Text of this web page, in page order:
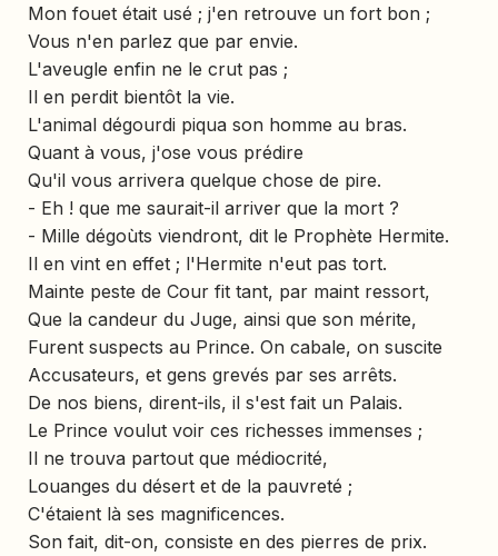
Mon fouet était usé ; j'en retrouve un fort bon ;
Vous n'en parlez que par envie.
L'aveugle enfin ne le crut pas ;
Il en perdit bientôt la vie.
L'animal dégourdi piqua son homme au bras.
Quant à vous, j'ose vous prédire
Qu'il vous arrivera quelque chose de pire.
- Eh ! que me saurait-il arriver que la mort ?
- Mille dégoùts viendront, dit le Prophète Hermite.
Il en vint en effet ; l'Hermite n'eut pas tort.
Mainte peste de Cour fit tant, par maint ressort,
Que la candeur du Juge, ainsi que son mérite,
Furent suspects au Prince. On cabale, on suscite
Accusateurs, et gens grevés par ses arrêts.
De nos biens, dirent-ils, il s'est fait un Palais.
Le Prince voulut voir ces richesses immenses ;
Il ne trouva partout que médiocrité,
Louanges du désert et de la pauvreté ;
C'étaient là ses magnificences.
Son fait, dit-on, consiste en des pierres de prix.